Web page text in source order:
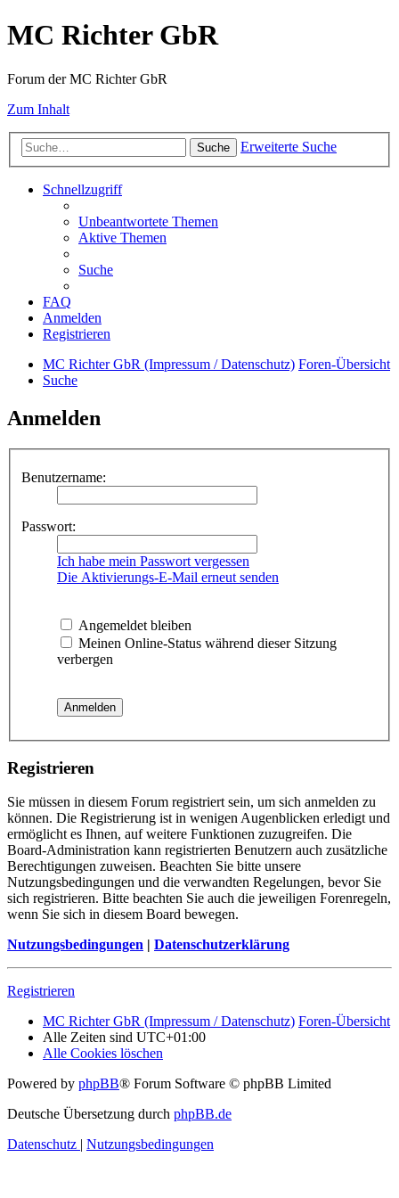
MC Richter GbR
Forum der MC Richter GbR
Zum Inhalt
Suche Erweiterte Suche
Schnellzugriff
Unbeantwortete Themen
Aktive Themen
Suche
FAQ
Anmelden
Registrieren
MC Richter GbR (Impressum / Datenschutz) Foren-Übersicht
Suche
Anmelden
Benutzername:
Passwort:
Ich habe mein Passwort vergessen
Die Aktivierungs-E-Mail erneut senden
Angemeldet bleiben
Meinen Online-Status während dieser Sitzung
verbergen
Registrieren
Sie müssen in diesem Forum registriert sein, um sich anmelden zu
können. Die Registrierung ist in wenigen Augenblicken erledigt und
ermöglicht es Ihnen, auf weitere Funktionen zuzugreifen. Die
Board-Administration kann registrierten Benutzern auch zusätzliche
Berechtigungen zuweisen. Beachten Sie bitte unsere
Nutzungsbedingungen und die verwandten Regelungen, bevor Sie
sich registrieren. Bitte beachten Sie auch die jeweiligen Forenregeln,
wenn Sie sich in diesem Board bewegen.
Nutzungsbedingungen | Datenschutzerklärung
Registrieren
MC Richter GbR (Impressum / Datenschutz) Foren-Übersicht
Alle Zeiten sind UTC+01:00
Alle Cookies löschen
Powered by phpBB® Forum Software © phpBB Limited
Deutsche Übersetzung durch phpBB.de
Datenschutz | Nutzungsbedingungen